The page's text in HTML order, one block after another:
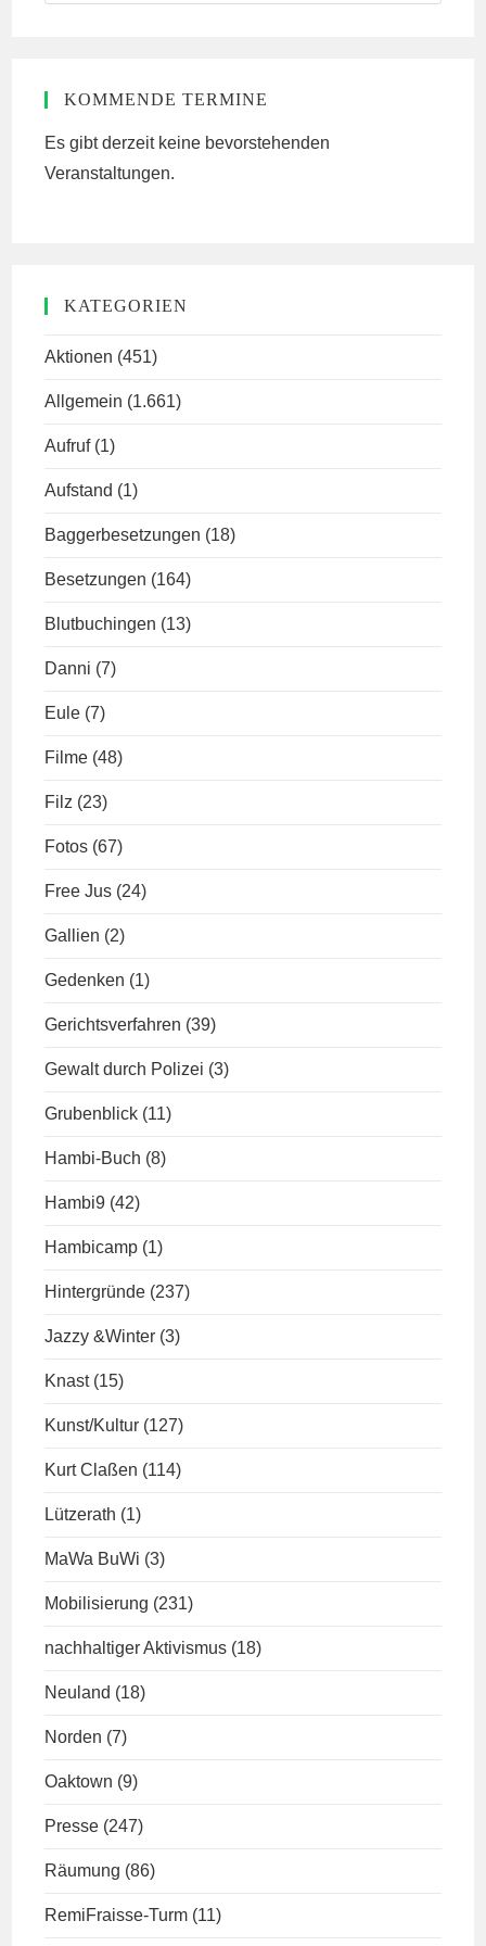
KOMMENDE TERMINE
Es gibt derzeit keine bevorstehenden
Veranstaltungen.
KATEGORIEN
Aktionen (451)
Allgemein (1.661)
Aufruf (1)
Aufstand (1)
Baggerbesetzungen (18)
Besetzungen (164)
Blutbuchingen (13)
Danni (7)
Eule (7)
Filme (48)
Filz (23)
Fotos (67)
Free Jus (24)
Gallien (2)
Gedenken (1)
Gerichtsverfahren (39)
Gewalt durch Polizei (3)
Grubenblick (11)
Hambi-Buch (8)
Hambi9 (42)
Hambicamp (1)
Hintergründe (237)
Jazzy &Winter (3)
Knast (15)
Kunst/Kultur (127)
Kurt Claßen (114)
Lützerath (1)
MaWa BuWi (3)
Mobilisierung (231)
nachhaltiger Aktivismus (18)
Neuland (18)
Norden (7)
Oaktown (9)
Presse (247)
Räumung (86)
RemiFraisse-Turm (11)